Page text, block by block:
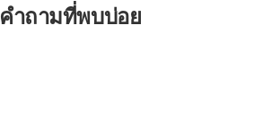
คำถามที่พบบ่อย